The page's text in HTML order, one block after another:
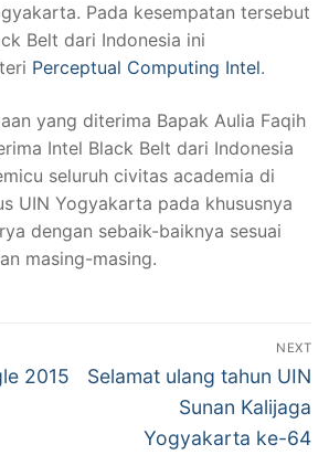
Pada kesempatan tersebut
Belt dari Indonesia ini
Perceptual Computing Intel.
yang diterima Bapak Aulia Faqih
Intel Black Belt dari Indonesia
seluruh civitas academia di
UIN Yogyakarta pada khususnya
dengan sebaik-baiknya sesuai
masing-masing.
2015
NEXT
Next
Selamat ulang tahun UIN
Sunan Kalijaga
Yogyakarta ke-64